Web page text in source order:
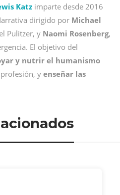
Katz imparte desde 2016
dirigido por Michael
Pulitzer, y Naomi Rosenberg,
El objetivo del
y nutrir el humanismo
y enseñar las